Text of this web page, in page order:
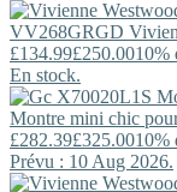
VV268GRGD
£134.99£250.0010%
En stock.
Montre mini chic
£282.39£325.0010%
Prévu : 10 Aug 2026.